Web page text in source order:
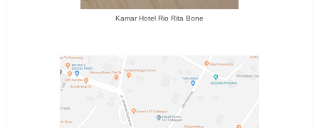
Kamar Hotel Rio Rita Bone